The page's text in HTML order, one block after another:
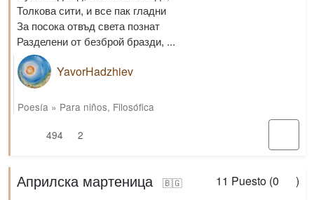
Толкова сити, и все пак гладни
За посока отвъд света познат
Разделени от безброй бразди, ...
YavorHadzhiev
Poesía » Para niños, Filosófica
494
2
11 Puesto (0 )
Априлска мартеница 🇧🇬